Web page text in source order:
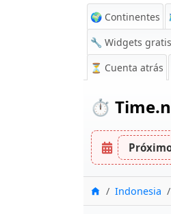
🌍 Continentes
🔧 Widgets gratis
⏳ Cuenta atrás
⏱️
InicioIndonesia